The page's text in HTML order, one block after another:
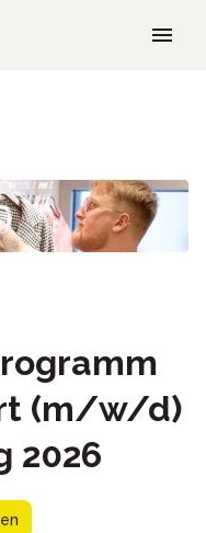
(m/w/d)
2026